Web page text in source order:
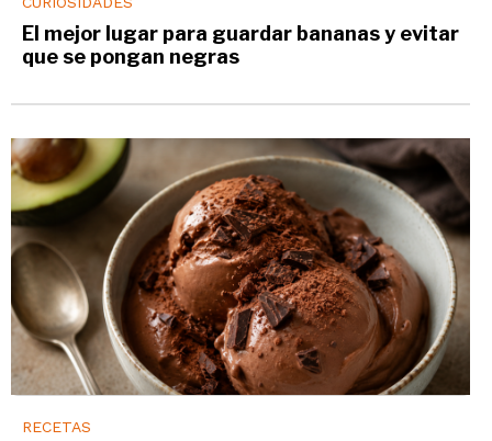
El mejor lugar para guardar bananas y evitar
que se pongan negras
RECETAS